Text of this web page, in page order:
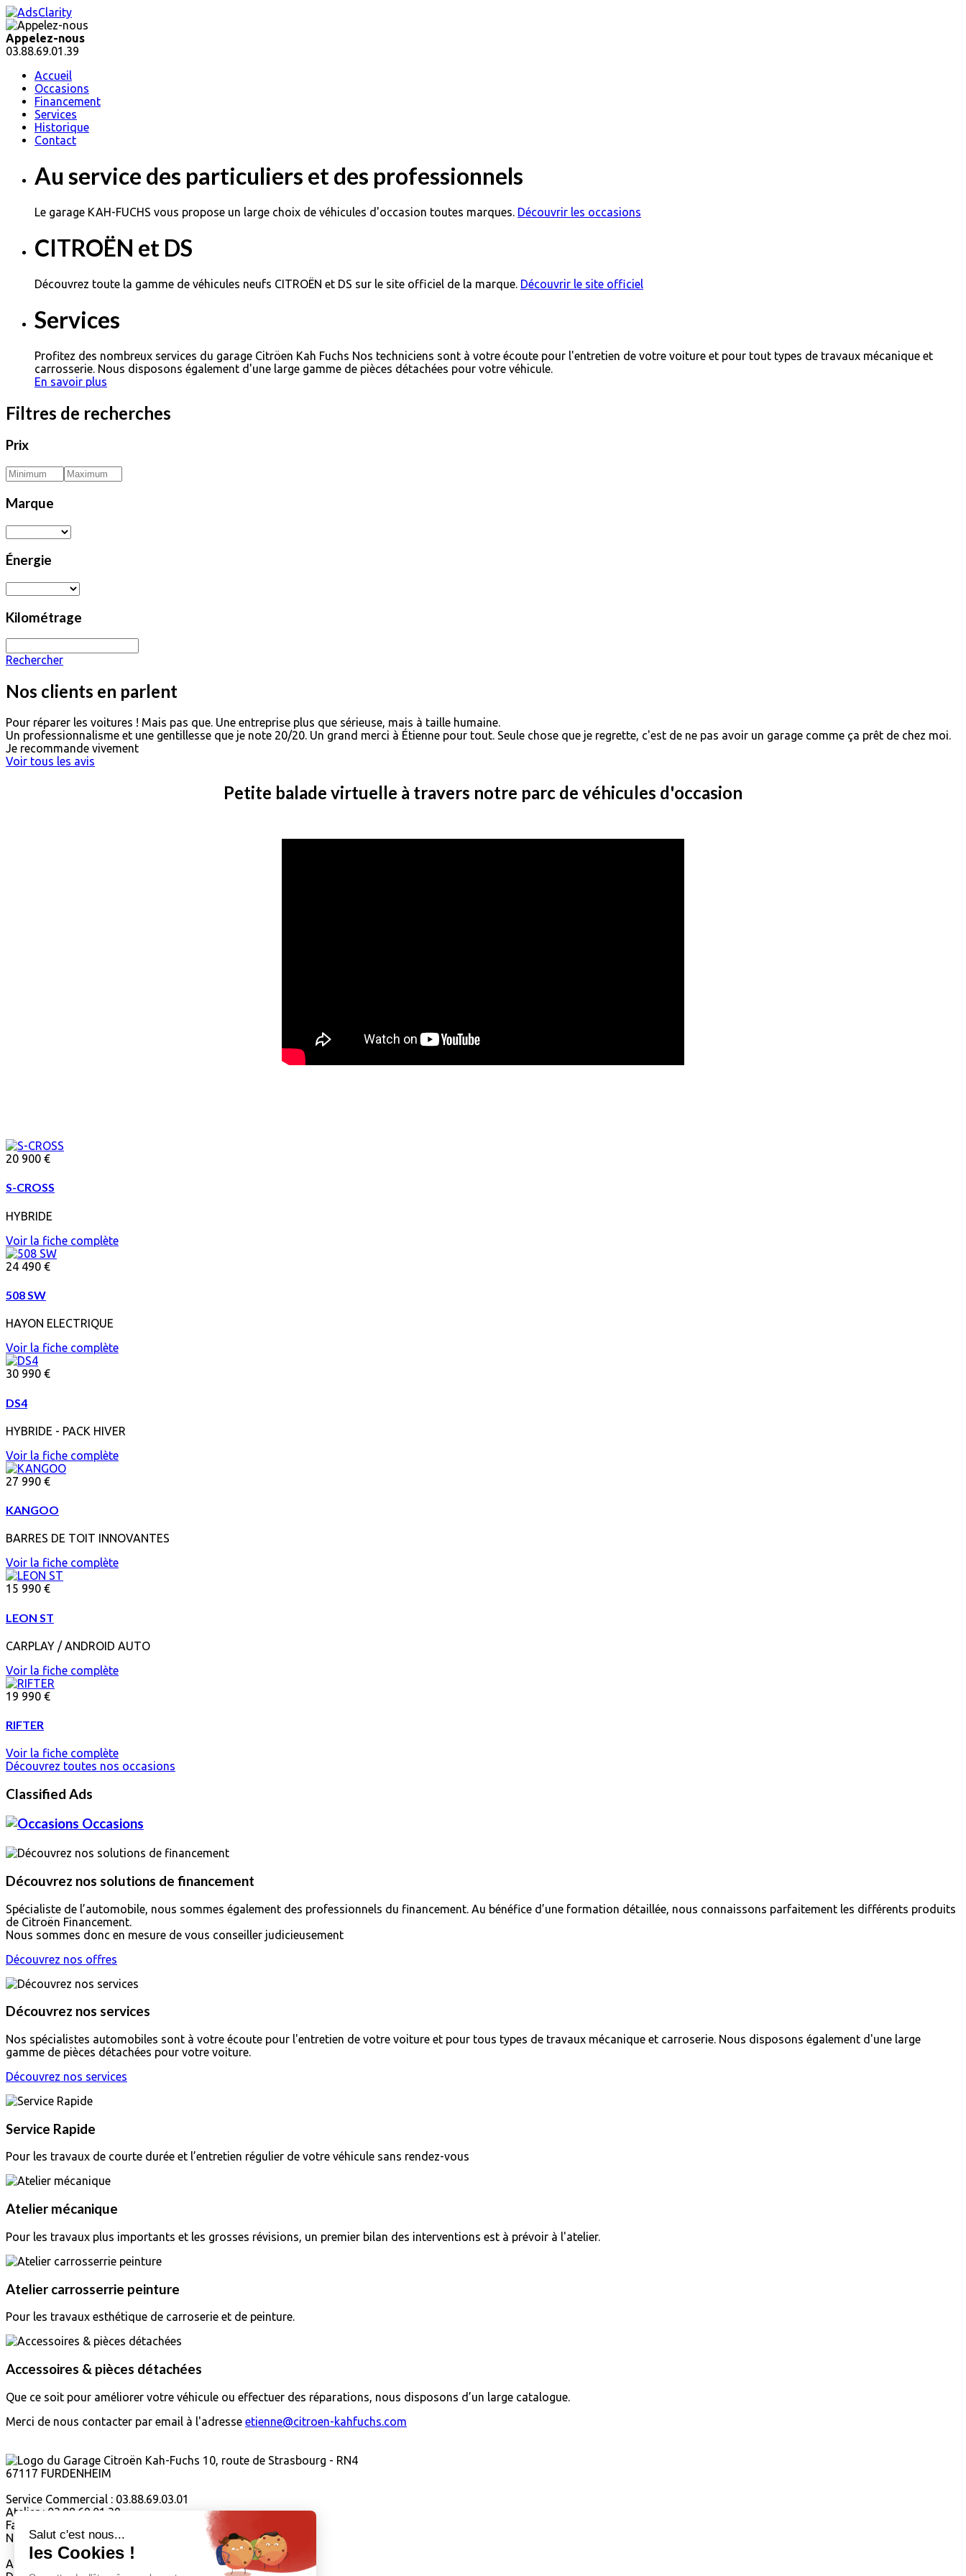
Appelez-nous
03.88.69.01.39
Accueil
Occasions
Financement
Services
Historique
Contact
Au service des particuliers et des professionnels
Le garage KAH-FUCHS vous propose un large choix de véhicules d'occasion toutes marques. Découvrir les occasions
CITROËN et DS
Découvrez toute la gamme de véhicules neufs CITROËN et DS sur le site officiel de la marque. Découvrir le site officiel
Services
Profitez des nombreux services du garage Citröen Kah Fuchs Nos techniciens sont à votre écoute pour l'entretien de votre voiture et pour tout types de travaux mécanique et
carrosserie. Nous disposons également d'une large gamme de pièces détachées pour votre véhicule.
En savoir plus
Filtres de recherches
Prix
Marque
Énergie
Kilométrage
Rechercher
Nos clients en parlent
Pour réparer les voitures ! Mais pas que. Une entreprise plus que sérieuse, mais à taille humaine.
Un professionnalisme et une gentillesse que je note 20/20. Un grand merci à Étienne pour tout. Seule chose que je regrette, c'est de ne pas avoir un garage comme ça prêt de chez moi.
Je recommande vivement
Voir tous les avis
Petite balade virtuelle à travers notre parc de véhicules d'occasion
20 900 €
S-CROSS
HYBRIDE
Voir la fiche complète
24 490 €
508 SW
HAYON ELECTRIQUE
Voir la fiche complète
30 990 €
DS4
HYBRIDE - PACK HIVER
Voir la fiche complète
27 990 €
KANGOO
BARRES DE TOIT INNOVANTES
Voir la fiche complète
15 990 €
LEON ST
CARPLAY / ANDROID AUTO
Voir la fiche complète
19 990 €
RIFTER
Voir la fiche complète
Découvrez toutes nos occasions
Classified Ads
Occasions
Découvrez nos solutions de financement
Spécialiste de l’automobile, nous sommes également des professionnels du financement. Au bénéfice d’une formation détaillée, nous connaissons parfaitement les différents produits
de Citroën Financement.
Nous sommes donc en mesure de vous conseiller judicieusement
Découvrez nos offres
Découvrez nos services
Nos spécialistes automobiles sont à votre écoute pour l'entretien de votre voiture et pour tous types de travaux mécanique et carroserie. Nous disposons également d'une large
gamme de pièces détachées pour votre voiture.
Découvrez nos services
Service Rapide
Pour les travaux de courte durée et l’entretien régulier de votre véhicule sans rendez-vous
Atelier mécanique
Pour les travaux plus importants et les grosses révisions, un premier bilan des interventions est à prévoir à l'atelier.
Atelier carrosserrie peinture
Pour les travaux esthétique de carroserie et de peinture.
Accessoires & pièces détachées
Que ce soit pour améliorer votre véhicule ou effectuer des réparations, nous disposons d’un large catalogue.
Merci de nous contacter par email à l'adresse etienne@citroen-kahfuchs.com
10, route de Strasbourg - RN4
67117 FURDENHEIM
Service Commercial : 03.88.69.03.01
Atelier : 03.88.69.01.39
Fax : 03.88.69.15.18
Nos horaires d'ouvertures :
Atelier